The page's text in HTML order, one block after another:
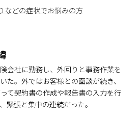
などの症状でお悩みの方
会社に勤務し、外回りと事務作業を
た。外ではお客様との面談が続き、
て契約書の作成や報告書の入力を行
緊張と集中の連続だった。